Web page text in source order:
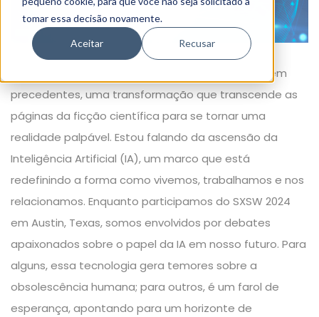
tomar essa decisão novamente.
Aceitar Recusar
O mundo está testemunhando uma revolução sem
precedentes, uma transformação que transcende as
páginas da ficção científica para se tornar uma
realidade palpável. Estou falando da ascensão da
Inteligência Artificial (IA), um marco que está
redefinindo a forma como vivemos, trabalhamos e nos
relacionamos. Enquanto participamos do SXSW 2024
em Austin, Texas, somos envolvidos por debates
apaixonados sobre o papel da IA em nosso futuro. Para
alguns, essa tecnologia gera temores sobre a
obsolescência humana; para outros, é um farol de
esperança, apontando para um horizonte de